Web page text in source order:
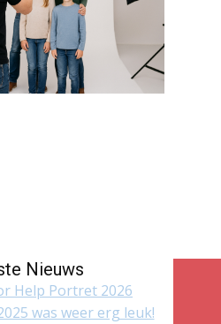
Nieuws
Help Portret 2026
was weer erg leuk!